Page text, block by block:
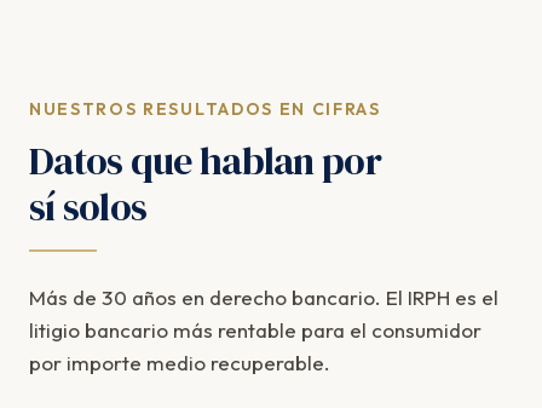
NUESTROS RESULTADOS EN CIFRAS
Datos que hablan por
sí solos
Más de 30 años en derecho bancario. El IRPH es el
litigio bancario más rentable para el consumidor
por importe medio recuperable.